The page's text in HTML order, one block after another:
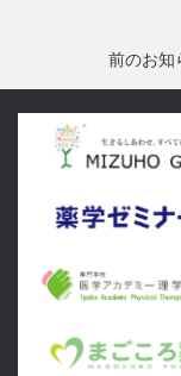
前のお知